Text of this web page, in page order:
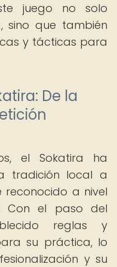
juego no solo
sino que también
y tácticas para
De la
el Sokatira ha
tradición local a
reconocido a nivel
Con el paso del
reglas y
su práctica, lo
y su